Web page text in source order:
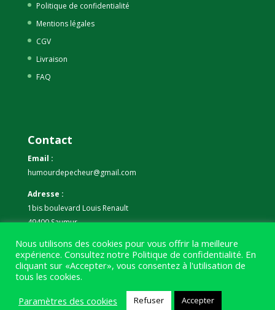
Politique de confidentialité
Mentions légales
CGV
Livraison
FAQ
Contact
Email :
humourdepecheur@gmail.com
Adresse :
1bis boulevard Louis Renault
49400 Saumur
Téléphone :
07 59 61 06 63
Nous utilisons des cookies pour vous offrir la meilleure
expérience. Consultez notre Politique de confidentialité. En
cliquant sur «Accepter», vous consentez à l'utilisation de
tous les cookies.
Paramètres des cookies
Refuser Accepter